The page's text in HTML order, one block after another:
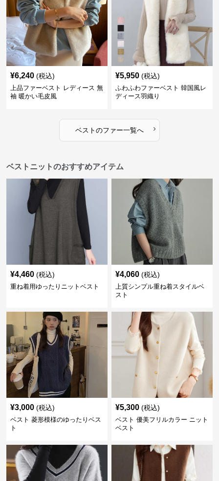
¥6,240 (税込)
上品ファーベスト レディース 無
袖 暖かい毛皮風
¥5,950 (税込)
ふわふわファーベスト 韓国風レ
ディース羽織り
ベストのファー一覧へ ›
ベストニットのおすすめアイテム
¥4,460 (税込)
重ね着用ゆったりニットベスト
¥4,060 (税込)
上質シンプル重ね着スタイルベ
スト
¥3,000 (税込)
ベスト 菱形模様のゆったりベス
ト
¥5,300 (税込)
ベスト 優美フリルカラー ニット
ベスト